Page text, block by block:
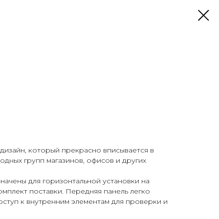
который прекрасно вписывается в
групп магазинов, офисов и других
для горизонтальной установки на
поставки. Передняя панель легко
к внутренним элементам для проверки и